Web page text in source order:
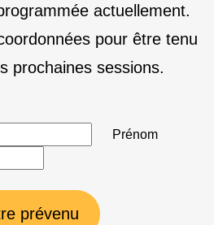
actuellement.
pour être tenu
prochaines sessions.
Prénom
prévenu